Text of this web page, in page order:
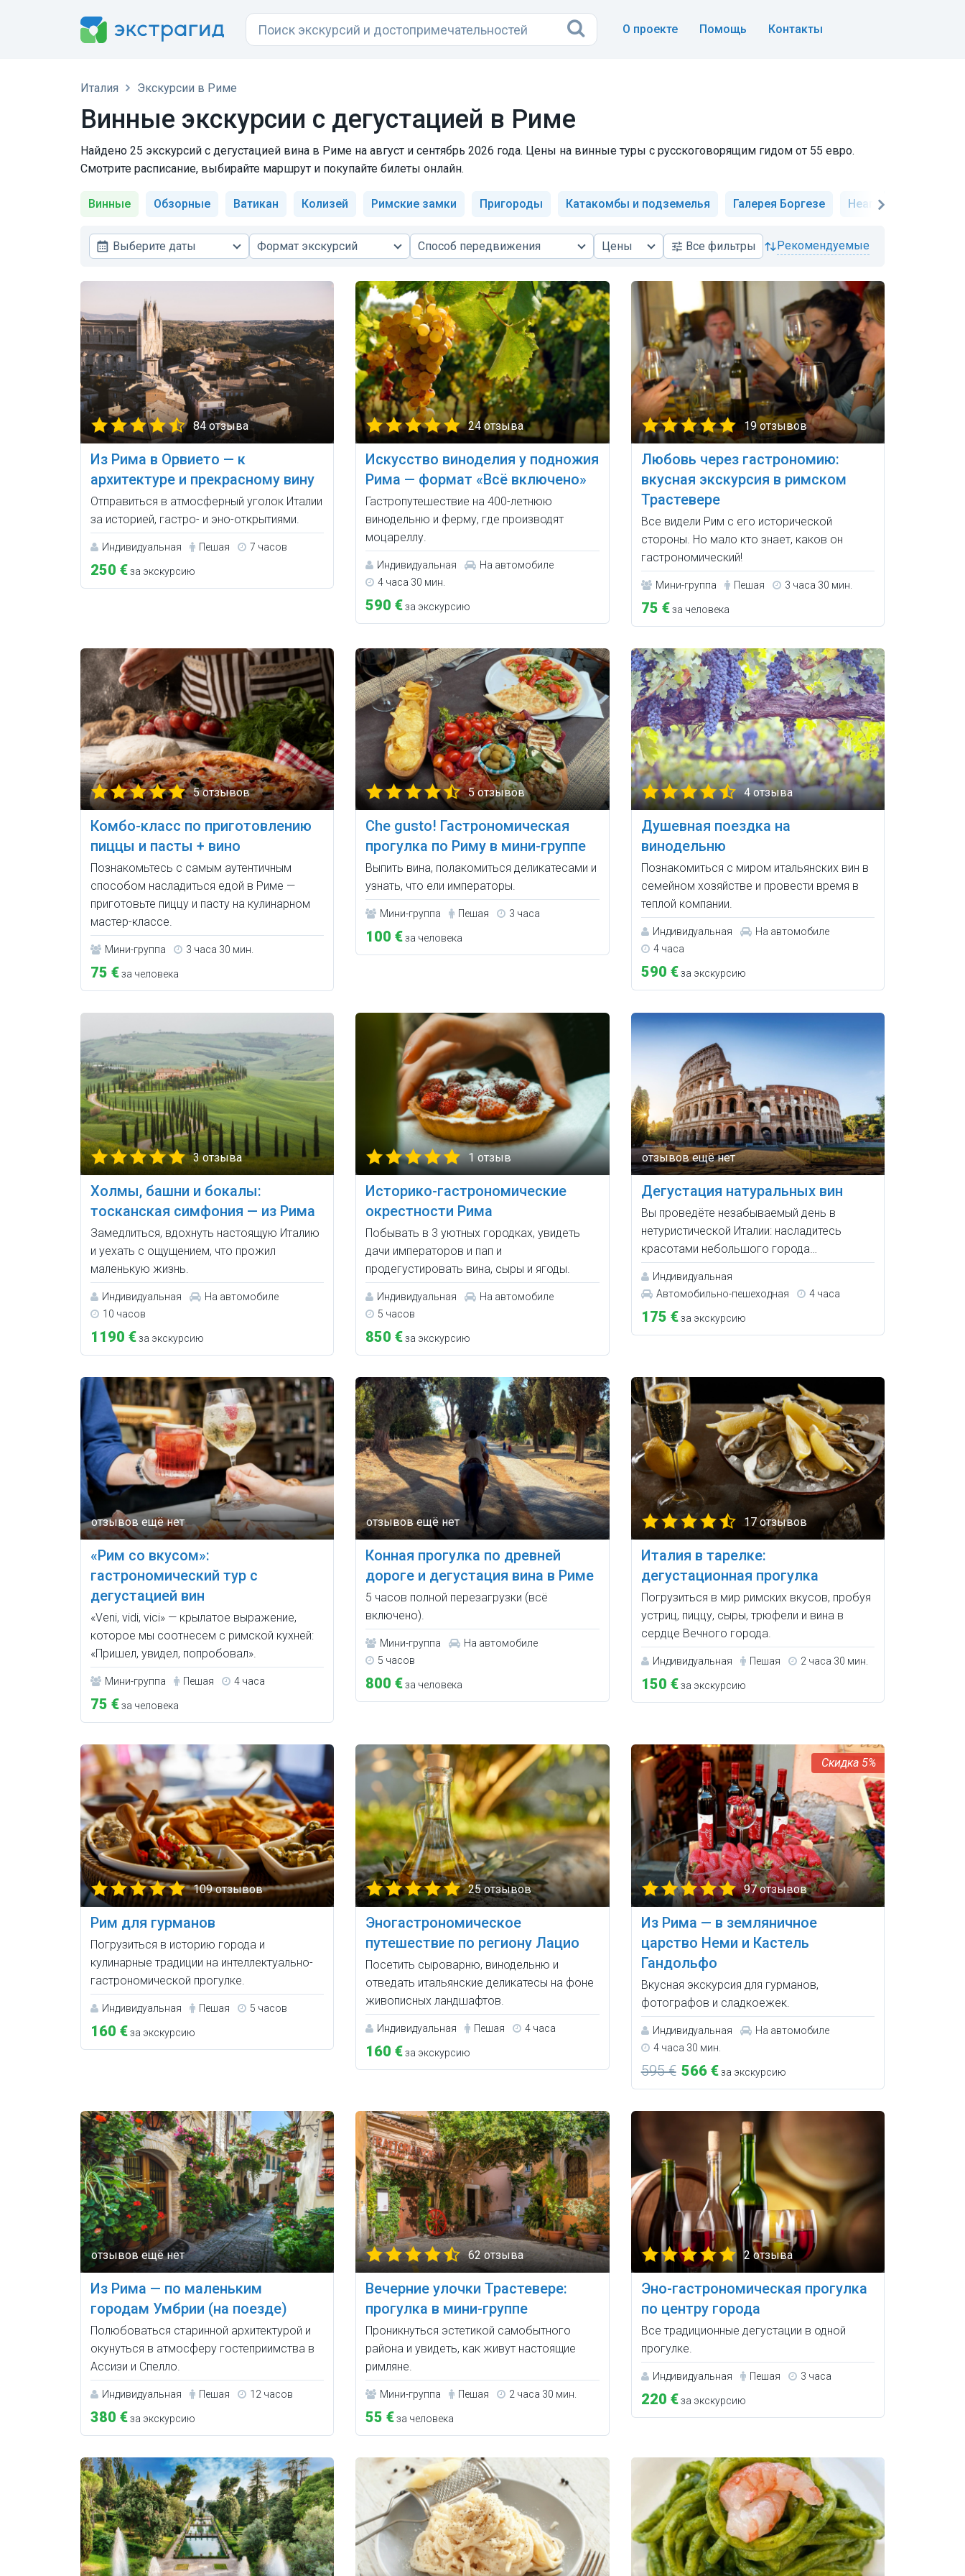
О проекте Помощь Контакты
Италия Экскурсии в Риме
Винные экскурсии с дегустацией в Риме
Найдено 25 экскурсий с дегустацией вина в Риме на август и сентябрь 2026 года. Цены на винные туры с русскоговорящим гидом от 55 евро.
Смотрите расписание, выбирайте маршрут и покупайте билеты онлайн.
Винные Обзорные Ватикан Колизей Римские замки Пригороды Катакомбы и подземелья Галерея Боргезе Неаполь и Помпеи
Выберите даты Формат экскурсий Способ передвижения Цены Всефильтры рекомендуемые
84 отзыва
Из Рима в Орвието — к
архитектуре и прекрасному вину
Отправиться в атмосферный уголок Италии
за историей, гастро- и эно-открытиями.
Индивидуальная Пешая 7 часов
250 €за экскурсию
24 отзыва
Искусство виноделия у подножия
Рима — формат «Всё включено»
Гастропутешествие на 400-летнюю
винодельню и ферму, где производят
моцареллу.
Индивидуальная
На автомобиле
4 часа 30 мин.
590 €за экскурсию
19 отзывов
Любовь через гастрономию:
вкусная экскурсия в римском
Трастевере
Все видели Рим с его исторической
стороны. Но мало кто знает, каков он
гастрономический!
Мини-группа Пешая 3 часа 30 мин.
75 €за человека
5 отзывов
Комбо-класс по приготовлению
пиццы и пасты + вино
Познакомьтесь с самым аутентичным
способом насладиться едой в Риме —
приготовьте пиццу и пасту на кулинарном
мастер-классе.
Мини-группа 3 часа 30 мин.
75 €за человека
5 отзывов
Che gusto! Гастрономическая
прогулка по Риму в мини-группе
Выпить вина, полакомиться деликатесами и
узнать, что ели императоры.
Мини-группа Пешая 3 часа
100 €за человека
4 отзыва
Душевная поездка на
винодельню
Познакомиться с миром итальянских вин в
семейном хозяйстве и провести время в
теплой компании.
Индивидуальная
На автомобиле
4 часа
590 €за экскурсию
3 отзыва
Холмы, башни и бокалы:
тосканская симфония — из Рима
Замедлиться, вдохнуть настоящую Италию
и уехать с ощущением, что прожил
маленькую жизнь.
Индивидуальная
На автомобиле
10 часов
1190 €за экскурсию
1 отзыв
Историко-гастрономические
окрестности Рима
Побывать в 3 уютных городках, увидеть
дачи императоров и пап и
продегустировать вина, сыры и ягоды.
Индивидуальная
На автомобиле
5 часов
850 €за экскурсию
Дегустация натуральных вин
Вы проведёте незабываемый день в
нетуристической Италии: насладитесь
красотами небольшого города…
Индивидуальная
Автомобильно-пешеходная
4 часа
175 €за экскурсию
«Рим со вкусом»:
гастрономический тур с
дегустацией вин
«Veni, vidi, vici» — крылатое выражение,
которое мы соотнесем с римской кухней:
«Пришел, увидел, попробовал».
Мини-группа Пешая 4 часа
75 €за человека
Конная прогулка по древней
дороге и дегустация вина в Риме
5 часов полной перезагрузки (всё
включено).
Мини-группа
На автомобиле
5 часов
800 €за человека
17 отзывов
Италия в тарелке:
дегустационная прогулка
Погрузиться в мир римских вкусов, пробуя
устриц, пиццу, сыры, трюфели и вина в
сердце Вечного города.
Индивидуальная Пешая 2 часа 30 мин.
150 €за экскурсию
109 отзывов
Рим для гурманов
Погрузиться в историю города и
кулинарные традиции на интеллектуально-
гастрономической прогулке.
Индивидуальная Пешая 5 часов
160 €за экскурсию
25 отзывов
Эногастрономическое
путешествие по региону Лацио
Посетить сыроварню, винодельню и
отведать итальянские деликатесы на фоне
живописных ландшафтов.
Индивидуальная Пешая 4 часа
160 €за экскурсию
5%
97 отзывов
Из Рима — в земляничное
царство Неми и Кастель
Гандольфо
Вкусная экскурсия для гурманов,
фотографов и сладкоежек.
Индивидуальная
На автомобиле
4 часа 30 мин.
595 € 566 €за экскурсию
Из Рима — по маленьким
городам Умбрии (на поезде)
Полюбоваться старинной архитектурой и
окунуться в атмосферу гостеприимства в
Ассизи и Спелло.
Индивидуальная Пешая 12 часов
380 €за экскурсию
62 отзыва
Вечерние улочки Трастевере:
прогулка в мини-группе
Проникнуться эстетикой самобытного
района и увидеть, как живут настоящие
римляне.
Мини-группа Пешая 2 часа 30 мин.
55 €за человека
2 отзыва
Эно-гастрономическая прогулка
по центру города
Все традиционные дегустации в одной
прогулке.
Индивидуальная Пешая 3 часа
220 €за экскурсию